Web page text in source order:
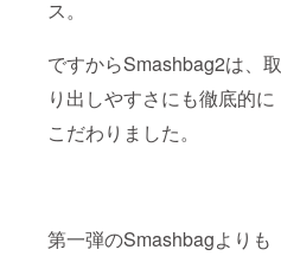
ス。
ですからSmashbag2は、取
り出しやすさにも徹底的に
こだわりました。
第一弾のSmashbagよりも